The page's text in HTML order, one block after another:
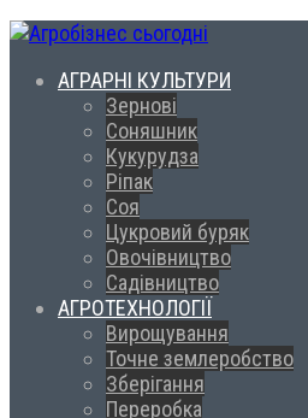
АГРАРНІ КУЛЬТУРИ
Зернові
Соняшник
Кукурудза
Ріпак
Соя
Цукровий буряк
Овочівництво
Садівництво
АГРОТЕХНОЛОГІЇ
Вирощування
Точне землеробство
Зберігання
Переробка